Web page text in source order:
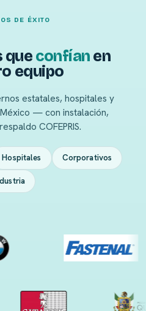
DE ÉXITO
que confían en
equipo
estatales, hospitales y
— con instalación,
COFEPRIS.
Hospitales Corporativos